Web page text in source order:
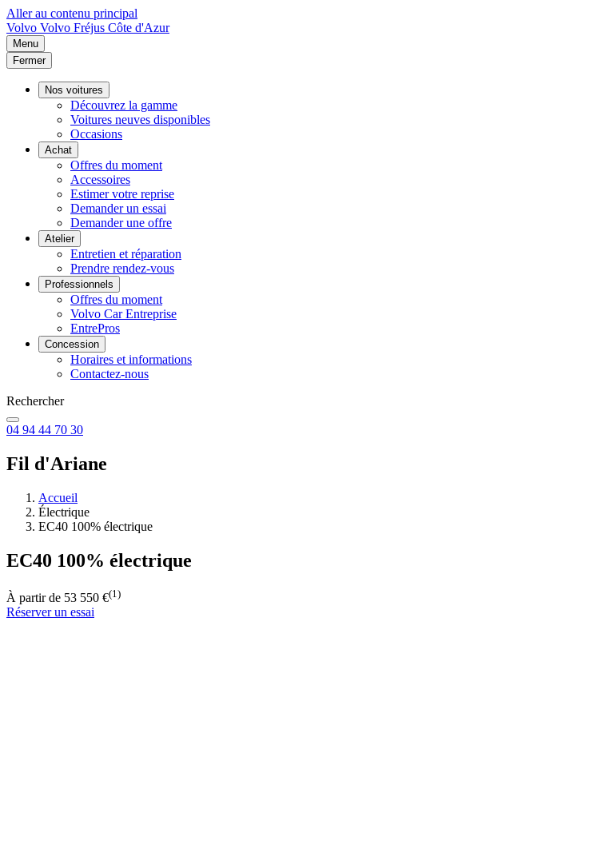
Aller au contenu principal
Volvo Volvo Fréjus Côte d'Azur
Menu
Fermer
Nos voitures
Découvrez la gamme
Voitures neuves disponibles
Occasions
Achat
Offres du moment
Accessoires
Estimer votre reprise
Demander un essai
Demander une offre
Atelier
Entretien et réparation
Prendre rendez-vous
Professionnels
Offres du moment
Volvo Car Entreprise
EntrePros
Concession
Horaires et informations
Contactez-nous
Rechercher
04 94 44 70 30
Fil d'Ariane
Accueil
Électrique
EC40 100% électrique
EC40 100% électrique
À partir de 53 550 €(1)
Réserver un essai